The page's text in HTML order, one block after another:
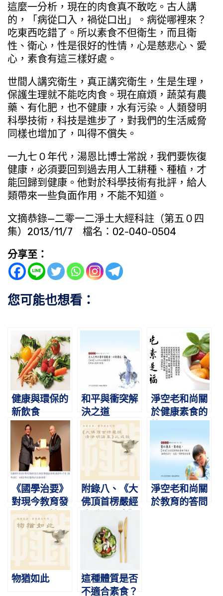
這麼一分析，現在的肉食真不敢吃。古人講
的，「病從口入，禍從口出」。病從哪裡來？
吃東西吃錯了。所以素食不但衛生，而且衛
性、衛心，性是很好的性情，心是慈悲心、愛
心，素食有這三樣好處。
世間人講究衛生，真正講究衛生，生是生理，
保護生理就不能吃肉食。現在麻煩，蔬菜有農
藥、有化肥，也不健康，水有污染。人類發明
科學技術，科技是進步了，對我們的生活威脅
同樣也增加了，叫得不償失。
一九七０年代，湯恩比博士常說，我們要恢復
健康，必須要回到過去用人工耕種、種植，才
能回歸到健康。他對於科學技術有批評，給人
類帶來一些負面作用，不能不知道。
文摘恭錄—二零一二淨土大經科註（第五０四
集）2013/11/7 檔名：02-040-0504
分享至：
您可能也想看：
健康與環保的
新飲食
和平與衝突解
決之道
淨空老和尚關
於健康素食的
《國學治要》
對現今教育發
展的重要性
附錄八、《大
佛頂首楞嚴經
清淨明誨章》
之戒殺 淨空老
法師主講
淨空老和尚關
於教育的答問
物猶如此
這種體質是否
不適合素食？